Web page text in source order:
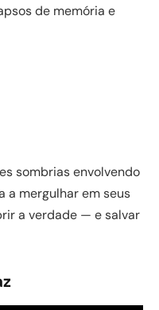
de memória e
sombrias envolvendo
a mergulhar em seus
a verdade — e salvar